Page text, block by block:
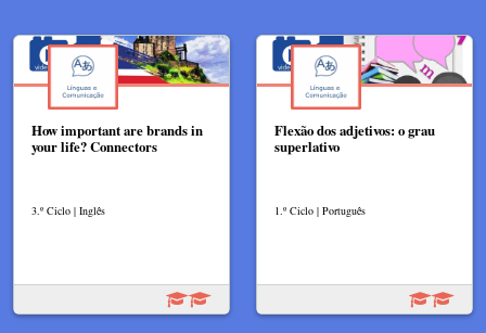
How important are brands in
your life? Connectors
3.º Ciclo | Inglês
Flexão dos adjetivos: o grau
superlativo
1.º Ciclo | Português